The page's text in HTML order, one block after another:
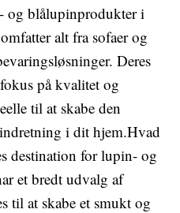
og blålupinprodukter i
alt fra sofaer og
Deres
på kvalitet og
til at skabe den
i dit hjem.Hvad
destination for lupin- og
et bredt udvalg af
til at skabe et smukt og